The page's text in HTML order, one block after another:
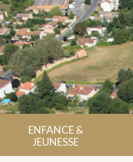
ENFANCE &
JEUNESSE